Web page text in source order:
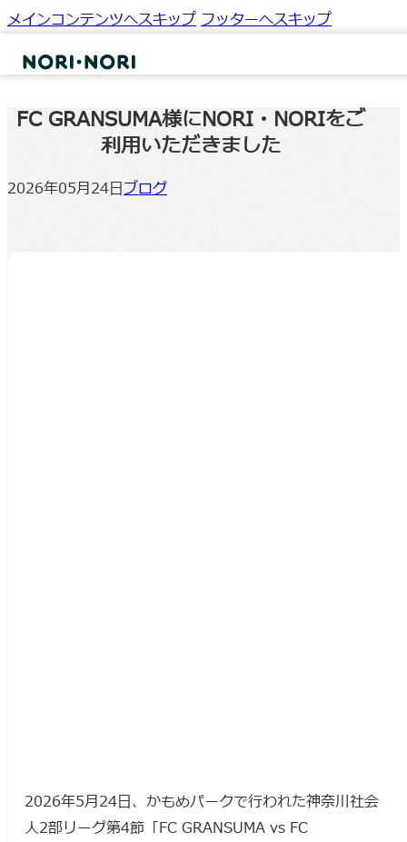
メインコンテンツへスキップ フッターへスキップ
FC GRANSUMA様にNORI・NORIをご
利用いただきました
2026年05月24日ブログ
2026年5月24日、かもめパークで行われた神奈川社会
人2部リーグ第4節「FC GRANSUMA vs FC